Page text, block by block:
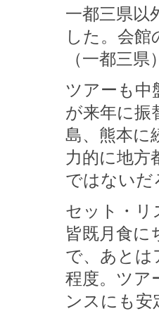
一都三県以
した。会
（一都三
ツアーも中
が来年に振
島、熊本に
力的に地方
ではないだ
セット・リ
皆既月食に
で、あとは
程度。ツア
ンスにも安